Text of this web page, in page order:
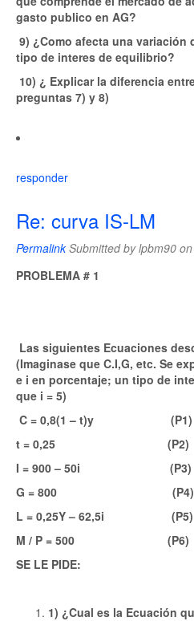
gasto publico en AG?
9) ¿Como afecta una variación
tipo de interes de equilibrio?
10) ¿ Explicar la diferencia
preguntas 7) y 8)
responder
Re: curva IS-LM
PermalinkSubmitted bylpbm90
PROBLEMA # 1
Las siguientes Ecuaciones
(Imaginase que C.I,G, etc. Se
e i en porcentaje; un tipo de
que i = 5)
C = 0,8(1 – t)y (P1)
t = 0,25 (P2)
I = 900 – 50i (P3)
G = 800 (P4)
L = 0,25Y – 62,5i (P5)
M / P = 500 (P6)
SE LE PIDE:
1) ¿Cual es la Ecuación